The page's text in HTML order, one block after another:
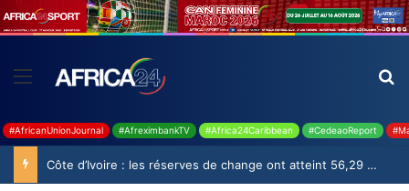
#AfricanUnionJournal #AfreximbankTV #Africa24Caribbean #CedeaoReport
Côte d’Ivoire : les réserves de change ont atteint 56,29 milliards USD en juillet